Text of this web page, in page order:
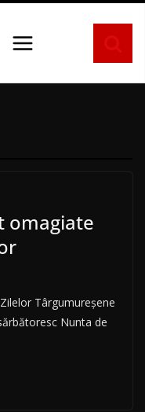
omagiate
Târgumureșene
Nunta de